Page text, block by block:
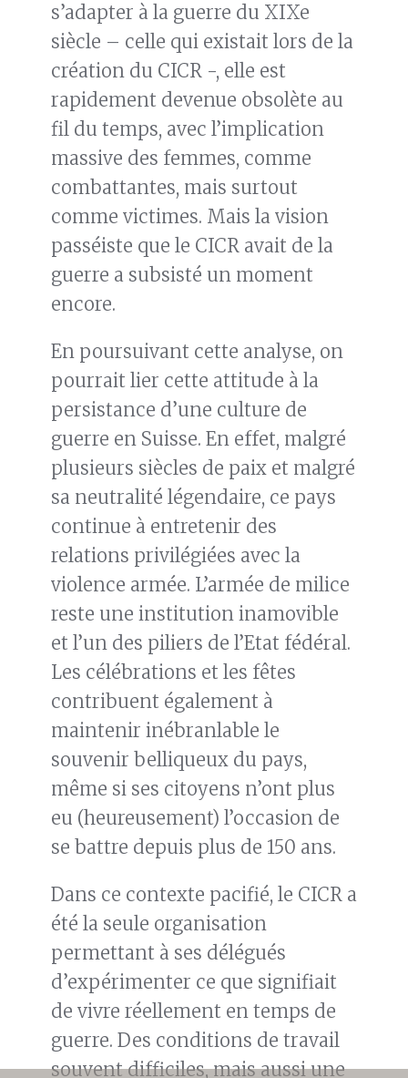
s’adapter à la guerre du XIXe
siècle – celle qui existait lors de la
création du CICR -, elle est
rapidement devenue obsolète au
fil du temps, avec l’implication
massive des femmes, comme
combattantes, mais surtout
comme victimes. Mais la vision
passéiste que le CICR avait de la
guerre a subsisté un moment
encore.
En poursuivant cette analyse, on
pourrait lier cette attitude à la
persistance d’une culture de
guerre en Suisse. En effet, malgré
plusieurs siècles de paix et malgré
sa neutralité légendaire, ce pays
continue à entretenir des
relations privilégiées avec la
violence armée. L’armée de milice
reste une institution inamovible
et l’un des piliers de l’Etat fédéral.
Les célébrations et les fêtes
contribuent également à
maintenir inébranlable le
souvenir belliqueux du pays,
même si ses citoyens n’ont plus
eu (heureusement) l’occasion de
se battre depuis plus de 150 ans.
Dans ce contexte pacifié, le CICR a
été la seule organisation
permettant à ses délégués
d’expérimenter ce que signifiait
de vivre réellement en temps de
guerre. Des conditions de travail
souvent difficiles, mais aussi une